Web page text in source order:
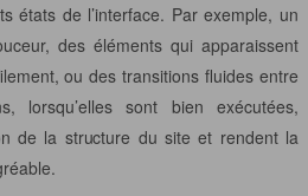
états de l’interface. Par exemple, un
des éléments qui apparaissent
ou des transitions fluides entre
lorsqu’elles sont bien exécutées,
de la structure du site et rendent la